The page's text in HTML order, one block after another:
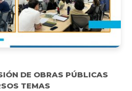
DE OBRAS PÚBLICAS
TEMAS